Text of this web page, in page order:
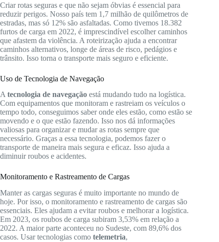
Criar rotas seguras e que não sejam óbvias é essencial para
reduzir perigos. Nosso país tem 1,7 milhão de quilômetros de
estradas, mas só 12% são asfaltadas. Como tivemos 18.382
furtos de carga em 2022, é imprescindível escolher caminhos
que afastem da violência. A roteirização ajuda a encontrar
caminhos alternativos, longe de áreas de risco, pedágios e
trânsito. Isso torna o transporte mais seguro e eficiente.
Uso de Tecnologia de Navegação
A tecnologia de navegação está mudando tudo na logística.
Com equipamentos que monitoram e rastreiam os veículos o
tempo todo, conseguimos saber onde eles estão, como estão se
movendo e o que estão fazendo. Isso nos dá informações
valiosas para organizar e mudar as rotas sempre que
necessário. Graças a essa tecnologia, podemos fazer o
transporte de maneira mais segura e eficaz. Isso ajuda a
diminuir roubos e acidentes.
Monitoramento e Rastreamento de Cargas
Manter as cargas seguras é muito importante no mundo de
hoje. Por isso, o monitoramento e rastreamento de cargas são
essenciais. Eles ajudam a evitar roubos e melhorar a logística.
Em 2023, os roubos de carga subiram 3,53% em relação a
2022. A maior parte aconteceu no Sudeste, com 89,6% dos
casos. Usar tecnologias como telemetria,